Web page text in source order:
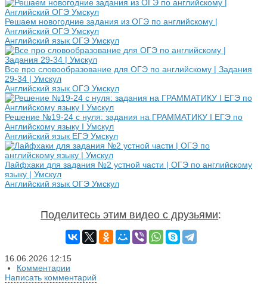
Решаем новогодние задания из ОГЭ по английскому |
Английский ОГЭ Умскул
Английский язык ОГЭ Умскул
Все про словообразование для ОГЭ по английскому | Задания
29-34 | Умскул
Английский язык ОГЭ Умскул
Решение №19-24 с нуля: задания на ГРАММАТИКУ I ЕГЭ по
Английскому языку I Умскул
Английский язык ЕГЭ Умскул
Лайфхаки для задания №2 устной части | ОГЭ по английскому
языку | Умскул
Английский язык ОГЭ Умскул
Поделитесь этим видео с друзьями:
16.06.2026 12:15
Комментарии
Написать комментарий